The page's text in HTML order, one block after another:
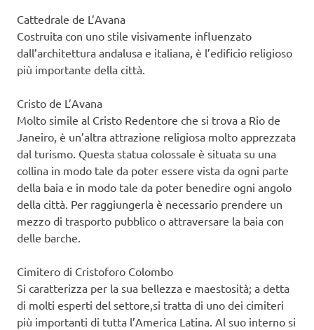
Cattedrale de L’Avana
Costruita con uno stile visivamente influenzato
dall’architettura andalusa e italiana, è l’edificio religioso
più importante della città.
Cristo de L’Avana
Molto simile al Cristo Redentore che si trova a Rio de
Janeiro, è un’altra attrazione religiosa molto apprezzata
dal turismo. Questa statua colossale è situata su una
collina in modo tale da poter essere vista da ogni parte
della baia e in modo tale da poter benedire ogni angolo
della città. Per raggiungerla è necessario prendere un
mezzo di trasporto pubblico o attraversare la baia con
delle barche.
Cimitero di Cristoforo Colombo
Si caratterizza per la sua bellezza e maestosità; a detta
di molti esperti del settore,si tratta di uno dei cimiteri
più importanti di tutta l’America Latina. Al suo interno si